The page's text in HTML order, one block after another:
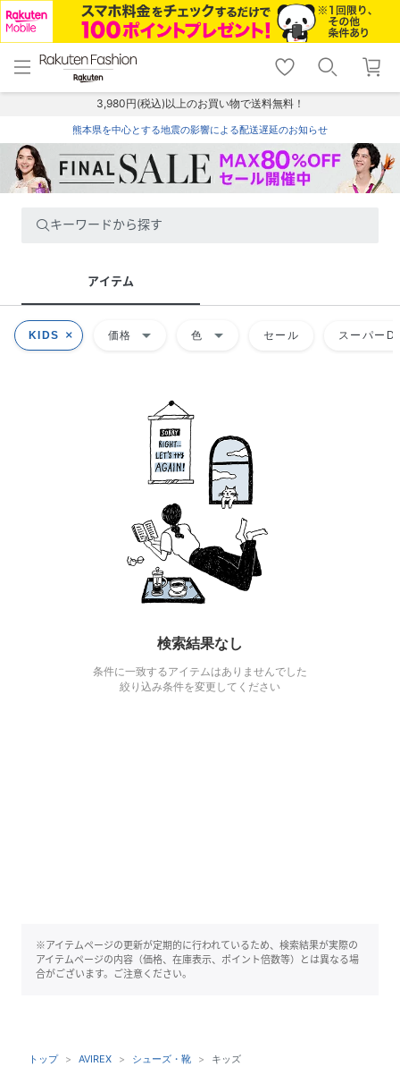
menu home
トップ
shopping_cart lock_outline
ログイン
3,980円(税込)以上のお買い物で送料無料！
熊本県を中心とする地震の影響による配送遅延のお知らせ
キーワードから探す
アイテム
KIDS 価格 arrow_drop_down 色 arrow_drop_down セール スーパー
検索結果なし
条件に一致するアイテムはありませんでした
絞り込み条件を変更してください
※アイテムページの更新が定期的に行われているため、検索結果が実際の
アイテムページの内容（価格、在庫表示、ポイント倍数等）とは異なる場
合がございます。ご注意ください。
トップ AVIREX シューズ・靴 キッズ